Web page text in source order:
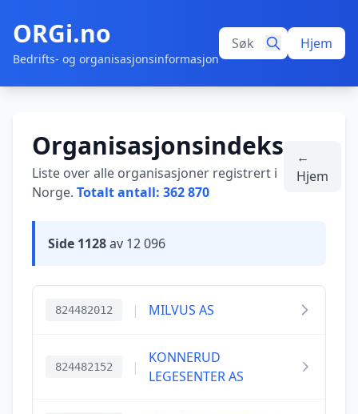
ORGi.no
Bedrifts- og organisasjonsinformasjon
Hjem
Organisasjonsindeks
Liste over alle organisasjoner registrert i
Norge. Totalt antall: 362 870
←
Hjem
Side 1128av 12 096
824482012 | MILVUS AS
824482152 |
KONNERUD
LEGESENTER AS